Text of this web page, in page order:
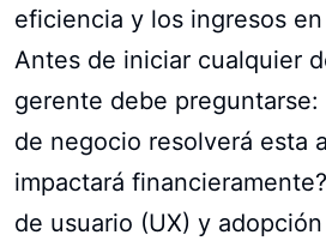
eficiencia y los ingresos
Antes de iniciar cualquier
gerente debe preguntarse:
de negocio resolverá esta
impactará
de usuario (UX) y